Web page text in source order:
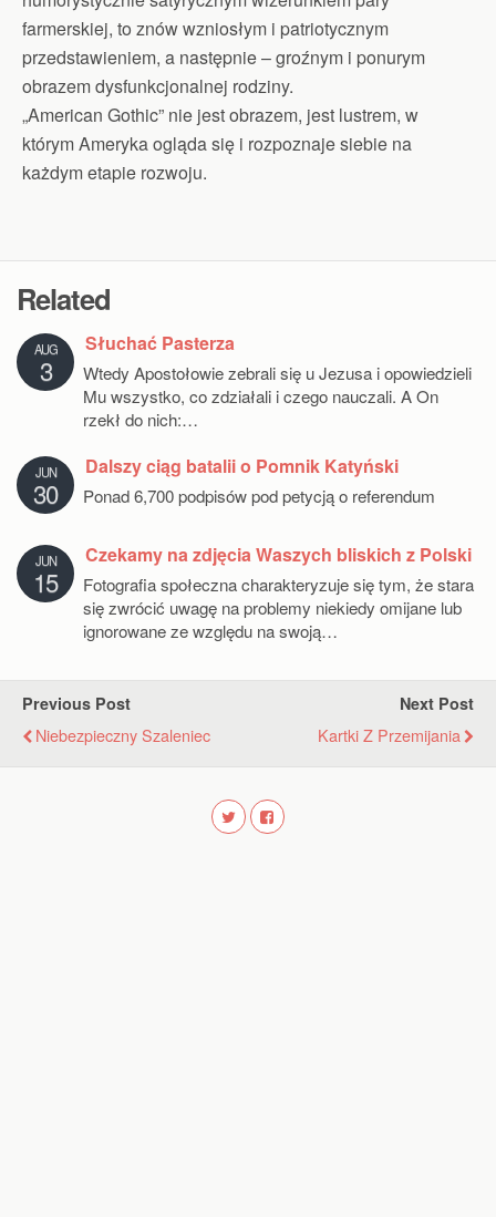
farmerskiej, to znów wzniosłym i patriotycznym
przedstawieniem, a następnie – groźnym i ponurym
obrazem dysfunkcjonalnej rodziny.
„American Gothic” nie jest obrazem, jest lustrem, w
którym Ameryka ogląda się i rozpoznaje siebie na
każdym etapie rozwoju.
Related
AUG
3
Słuchać Pasterza
Wtedy Apostołowie zebrali się u Jezusa i opowiedzieli
Mu wszystko, co zdziałali i czego nauczali. A On
rzekł do nich:…
JUN
30
Dalszy ciąg batalii o Pomnik Katyński
Ponad 6,700 podpisów pod petycją o referendum
JUN
15
Czekamy na zdjęcia Waszych bliskich z Polski
Fotografia społeczna charakteryzuje się tym, że stara
się zwrócić uwagę na problemy niekiedy omijane lub
ignorowane ze względu na swoją…
Previous Post
Niebezpieczny Szaleniec
Next Post
Kartki Z Przemijania